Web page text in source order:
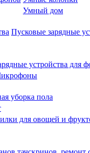
Умный дом
Пусковые зарядные
устройства для
уборка пола
для овощей и